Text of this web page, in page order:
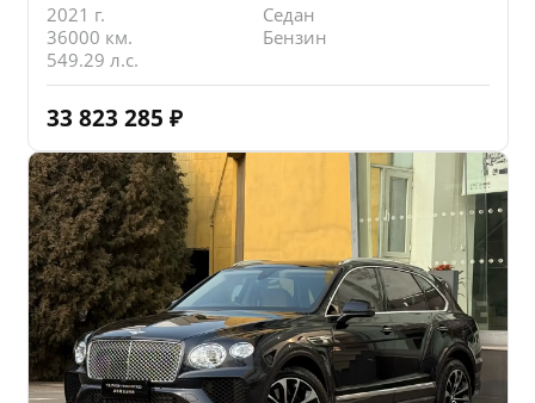
2021 г.
Седан
36000 км.
Бензин
549.29 л.с.
33 823 285 ₽